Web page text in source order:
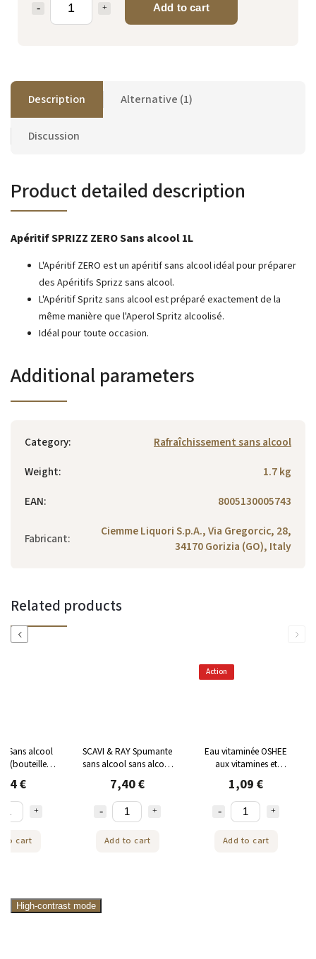
Add to cart
Description Alternative (1)
Discussion
Product detailed description
Apéritif SPRIZZ ZERO Sans alcool 1L
L'Apéritif ZERO est un apéritif sans alcool idéal pour préparer
des Apéritifs Sprizz sans alcool.
L'Apéritif Spritz sans alcool est préparé exactement de la
même manière que l'Aperol Spritz alcoolisé.
Idéal pour toute occasion.
Additional parameters
Category:
Rafraîchissement sans alcool
Weight:
1.7 kg
EAN: 8005130005743
Fabricant:
Ciemme Liquori S.p.A., Via Gregorcic, 28,
34170 Gorizia (GO), Italy
Related products
Previous
Sans alcool
l (bouteille
nue) €
to cart
SCAVI & RAY Spumante
sans alcool sans alcool
0% 0,75 l (bouteille
vide)
7,40 €
Add to cart
Action
Eau vitaminée OSHEE
aux vitamines et
minéraux 555ml
1,09 €
Add to cart
Next
High-contrast mode